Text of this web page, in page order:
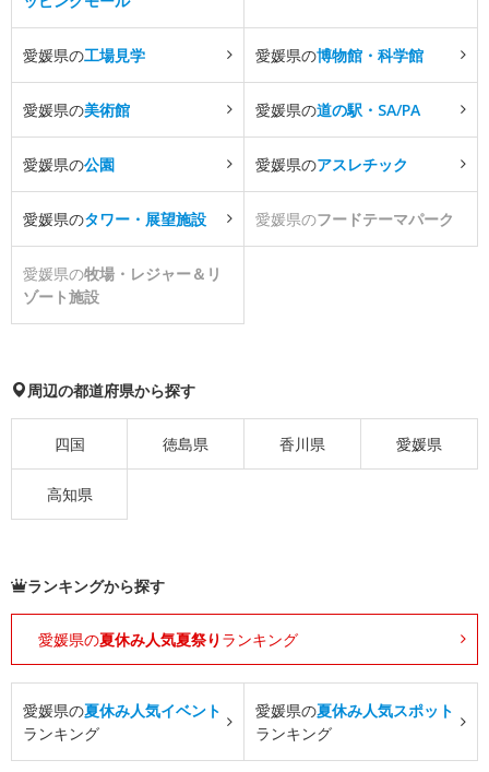
愛媛県の工場見学 愛媛県の博物館・科学館
愛媛県の美術館 愛媛県の道の駅・SA/PA
愛媛県の公園 愛媛県のアスレチック
愛媛県のタワー・展望施設 愛媛県のフードテーマパーク
愛媛県の牧場・レジャー＆リ
ゾート施設
周辺の都道府県から探す
四国 徳島県 香川県 愛媛県
高知県
ランキングから探す
愛媛県の夏休み人気夏祭り ランキング
愛媛県の夏休み人気イベント
ランキング
愛媛県の夏休み人気スポット
ランキング